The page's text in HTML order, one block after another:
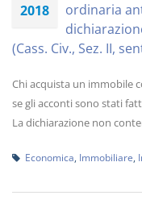
2018
ordinaria
(Cass. Civ., Sez. II,
Chi acquista un immobile
se gli acconti sono stati
La dichiarazione non
Economica Immobiliare